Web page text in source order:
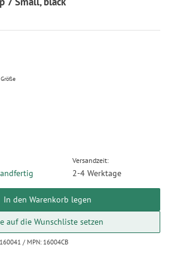
Versandzeit:
2-4 Werktage
In den Warenkorb legen
auf die Wunschliste setzen
/ MPN: 16004CB